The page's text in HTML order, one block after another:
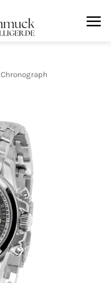
Chronograph